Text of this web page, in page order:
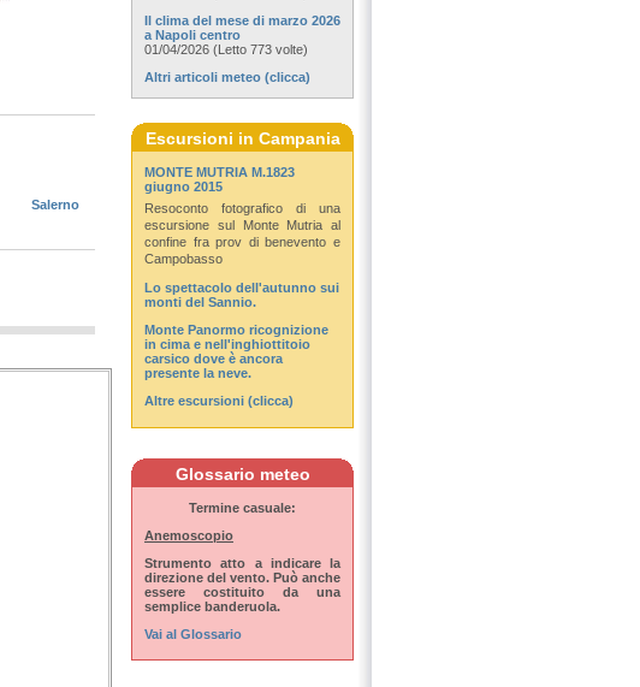
Salerno
Il clima del mese di marzo 2026
a Napoli centro
01/04/2026 (Letto 773 volte)
Altri articoli meteo (clicca)
Escursioni in Campania
MONTE MUTRIA M.1823
giugno 2015
Resoconto fotografico di una
escursione sul Monte Mutria al
confine fra prov di benevento e
Campobasso
Lo spettacolo dell'autunno sui
monti del Sannio.
Monte Panormo ricognizione
in cima e nell'inghiottitoio
carsico dove è ancora
presente la neve.
Altre escursioni (clicca)
Glossario meteo
Termine casuale:
Anemoscopio
Strumento atto a indicare la
direzione del vento. Può anche
essere costituito da una
semplice banderuola.
Vai al Glossario